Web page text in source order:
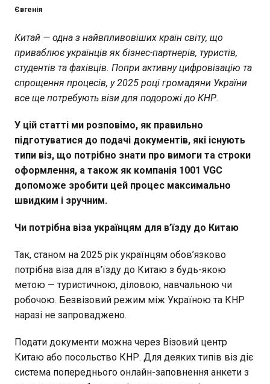
Євгенія
Китай — одна з найвпливовіших країн світу, що
приваблює українців як бізнес-партнерів, туристів,
студентів та фахівців. Попри активну цифровізацію та
спрощення процесів, у 2025 році громадяни України
все ще потребують візи для подорожі до КНР.
У цій статті ми розповімо, як правильно
підготуватися до подачі документів, які існують
типи віз, що потрібно знати про вимоги та строки
оформлення, а також як компанія 1001 VGC
допоможе зробити цей процес максимально
швидким і зручним.
Чи потрібна віза українцям для в’їзду до Китаю
Так, станом на 2025 рік українцям обов’язково
потрібна віза для в’їзду до Китаю з будь-якою
метою — туристичною, діловою, навчальною чи
робочою. Безвізовий режим між Україною та КНР
наразі не запроваджено.
Подати документи можна через Візовий центр
Китаю або посольство КНР. Для деяких типів віз діє
система попереднього онлайн-заповнення анкети з